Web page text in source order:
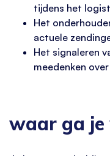
tijdens het
Het
actuele
Het signaleren
meedenken
waar ga je